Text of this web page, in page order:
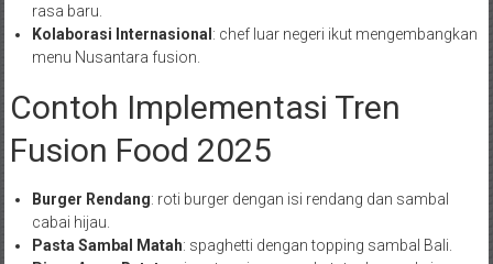
rasa baru.
Kolaborasi Internasional : chef luar negeri ikut mengembangkan
menu Nusantara fusion.
Contoh Implementasi Tren
Fusion Food 2025
Burger Rendang: roti burger dengan isi rendang dan sambal
cabai hijau.
Pasta Sambal Matah: spaghetti dengan topping sambal Bali.